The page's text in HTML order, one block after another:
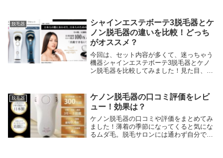
さい♪光脱毛器スムーズスキンp...
脱毛器
シャインエステボーテ3脱毛器とケ
ノン脱毛器の違いを比較！どっち
がオススメ？
今回は、セット内容が多くて、迷っちゃう
機器シャインエステボーテ3脱毛器とケノ
ン脱毛器を比較してみました！見た目、わ
価だと同じぐらいでしたが、夏本番、どち
らもキャンペ...
脱毛器
ケノン脱毛器の口コミ評価をレビ
ュー！効果は？
ケノン脱毛器の口コミや評価をまとめてみ
ました！薄着の季節になってくると気にな
るムダ毛。脱毛サロンには通わず自分で何